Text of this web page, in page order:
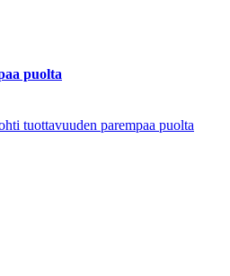
puolta
tuottavuuden parempaa puolta